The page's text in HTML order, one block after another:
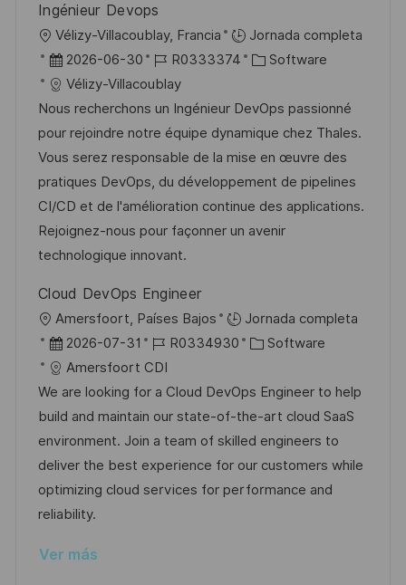
l
i
c
a
c
i
ó
n
Ingénieur Devops
U
b
c
a
c
i
ó
n
Vélizy-Villacoublay, Francia
Jornada completa
F
e
c
h
a
d
e
p
u
l
i
c
a
c
i
ó
n
2026-06-30
I
D
d
e
e
m
p
l
e
R0333374
C
t
e
g
o
r
í
Software
Vélizy-Villacoublay
Nous recherchons un Ingénieur DevOps passionné
pour rejoindre notre équipe dynamique chez Thales.
Vous serez responsable de la mise en œuvre des
pratiques DevOps, du développement de pipelines
CI/CD et de l'amélioration continue des applications.
Rejoignez-nous pour façonner un avenir
technologique innovant.
Cloud DevOps Engineer
U
b
c
a
c
i
ó
n
Amersfoort, Países Bajos
Jornada completa
F
e
c
h
a
d
e
p
b
2026-07-31
I
D
d
e
e
m
p
R0334930
C
t
e
g
o
r
Software
Amersfoort CDI
We are looking for a Cloud DevOps Engineer to help
build and maintain our state-of-the-art cloud SaaS
environment. Join a team of skilled engineers to
deliver the best experience for our customers while
optimizing cloud services for performance and
reliability.
Ver más